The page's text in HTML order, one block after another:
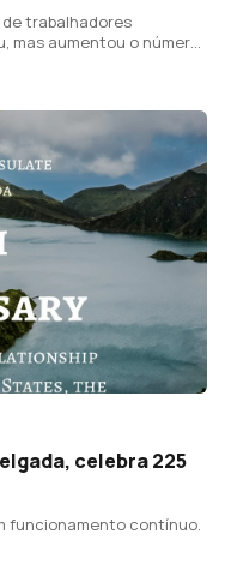
trabalhadores
mas aumentou o número
celebra 225
funcionamento contínuo.